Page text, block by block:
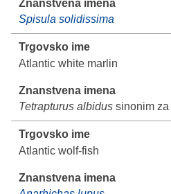
Spisula solidissima
Atlantic white marlin
Tetrapturus albidussinonim za
Atlantic wolf-fish